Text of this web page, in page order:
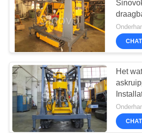
PRIVACYBELEID
180m
op
Het